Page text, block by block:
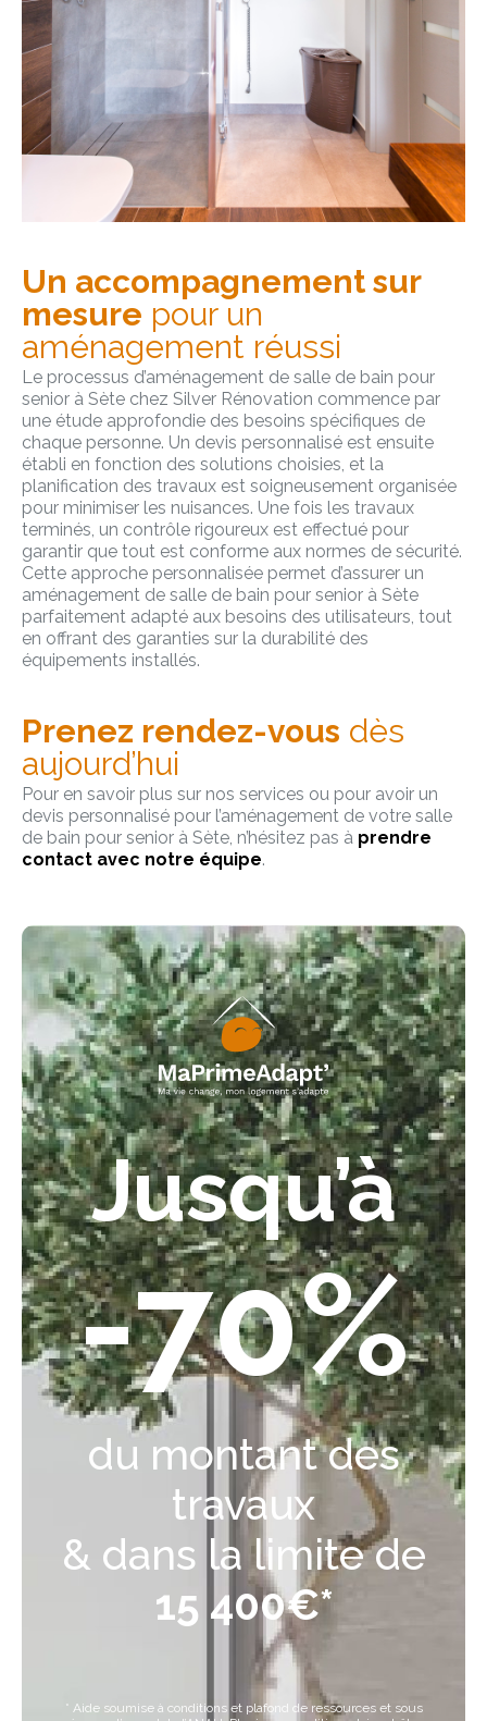
Un accompagnement sur
mesure pour un
aménagement réussi
Le processus d’aménagement de salle de bain pour
senior à Sète chez Silver Rénovation commence par
une étude approfondie des besoins spécifiques de
chaque personne. Un devis personnalisé est ensuite
établi en fonction des solutions choisies, et la
planification des travaux est soigneusement organisée
pour minimiser les nuisances. Une fois les travaux
terminés, un contrôle rigoureux est effectué pour
garantir que tout est conforme aux normes de sécurité.
Cette approche personnalisée permet d’assurer un
aménagement de salle de bain pour senior à Sète
parfaitement adapté aux besoins des utilisateurs, tout
en offrant des garanties sur la durabilité des
équipements installés.
Prenez rendez-vous dès
aujourd’hui
Pour en savoir plus sur nos services ou pour avoir un
devis personnalisé pour l’aménagement de votre salle
de bain pour senior à Sète, n’hésitez pas à prendre
contact avec notre équipe.
Jusqu’à
-70%
du montant des
travaux
& dans la limite de
15 400€*
* Aide soumise à conditions et plafond de ressources et sous